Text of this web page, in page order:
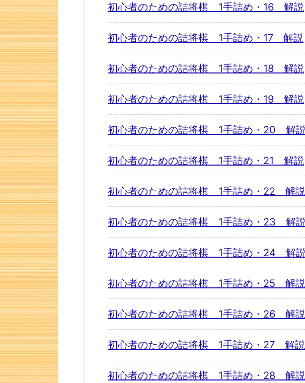
初心者のための詰将棋 1手詰め・16 解説
初心者のための詰将棋 1手詰め・17 解説
初心者のための詰将棋 1手詰め・18 解説
初心者のための詰将棋 1手詰め・19 解説
初心者のための詰将棋 1手詰め・20 解説
初心者のための詰将棋 1手詰め・21 解説
初心者のための詰将棋 1手詰め・22 解説
初心者のための詰将棋 1手詰め・23 解説
初心者のための詰将棋 1手詰め・24 解説
初心者のための詰将棋 1手詰め・25 解説
初心者のための詰将棋 1手詰め・26 解説
初心者のための詰将棋 1手詰め・27 解説
初心者のための詰将棋 1手詰め・28 解説